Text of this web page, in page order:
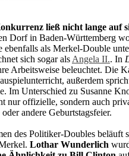
ließ nicht lange auf
Dorf in Baden-Württemberg
ebenfalls als Merkel-Double
sich sogar als Angela II.. In
Arbeitsweise beleuchtet. Die
außerdem
Im Unterschied zu Susanne
nur offizielle, sondern auch
andere Geburtstagsfeier.
des Politiker-Doubles beläuft
Lothar Wunderlich